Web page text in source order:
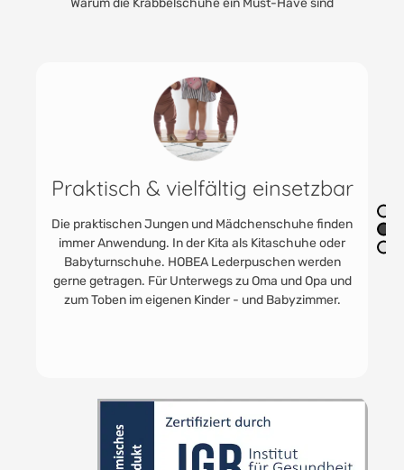
Flexibel & hochwertige
Materialien
Unsere handgefertigten Leder-Krabbelschuhe aus
weichem und hochwertigem Rindsleder bieten
maximale Bewegungsfreiheit und höchsten Komfort.
Mit ihrer flexiblen Sohle und dem geteilten
Gummibund sind sie perfekt für die ersten Schritte